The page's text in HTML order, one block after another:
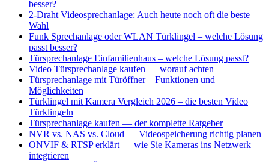
besser?
2-Draht Videosprechanlage: Auch heute noch oft die beste
Wahl
Funk Sprechanlage oder WLAN Türklingel – welche Lösung
passt besser?
Türsprechanlage Einfamilienhaus – welche Lösung passt?
Video Türsprechanlage kaufen — worauf achten
Türsprechanlage mit Türöffner – Funktionen und
Möglichkeiten
Türklingel mit Kamera Vergleich 2026 – die besten Video
Türklingeln
Türsprechanlage kaufen — der komplette Ratgeber
NVR vs. NAS vs. Cloud — Videospeicherung richtig planen
ONVIF & RTSP erklärt — wie Sie Kameras ins Netzwerk
integrieren